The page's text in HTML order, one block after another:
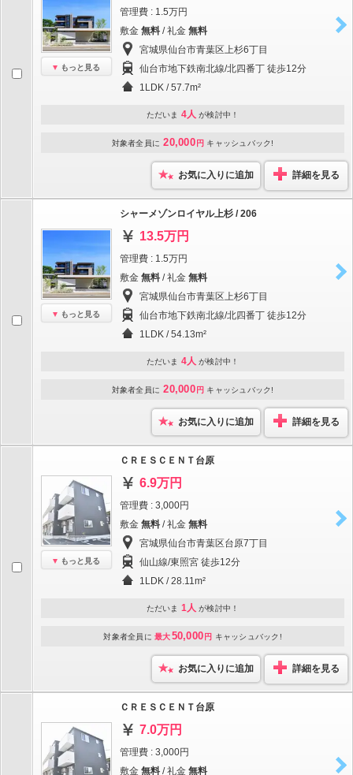
もっと見る
管理費 : 1.5万円
敷金 無料 / 礼金 無料
宮城県仙台市青葉区上杉6丁目
仙台市地下鉄南北線/北四番丁 徒歩12分
1LDK / 57.7m²
ただいま 4人 が検討中！
対象者全員に 20,000 円 キャッシュバック!
お気に入りに追加 詳細を見る
もっと見る
シャーメゾンロイヤル上杉 / 206
13.5万円
管理費 : 1.5万円
敷金 無料 / 礼金 無料
宮城県仙台市青葉区上杉6丁目
仙台市地下鉄南北線/北四番丁 徒歩12分
1LDK / 54.13m²
ただいま 4人 が検討中！
対象者全員に 20,000 円 キャッシュバック!
お気に入りに追加 詳細を見る
もっと見る
ＣＲＥＳＣＥＮＴ台原
6.9万円
管理費 : 3,000円
敷金 無料 / 礼金 無料
宮城県仙台市青葉区台原7丁目
仙山線/東照宮 徒歩12分
1LDK / 28.11m²
ただいま 1人 が検討中！
対象者全員に 最大50,000 円 キャッシュバック!
お気に入りに追加 詳細を見る
ＣＲＥＳＣＥＮＴ台原
7.0万円
管理費 : 3,000円
敷金 無料 / 礼金 無料